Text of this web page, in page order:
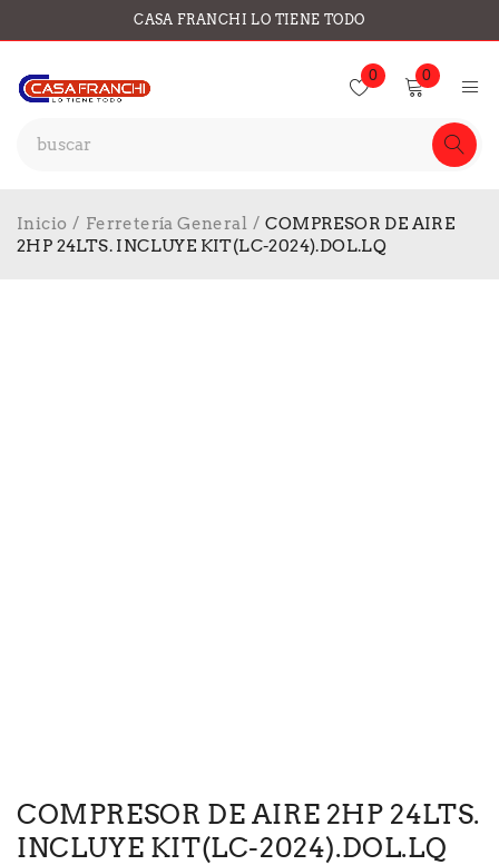
CASA FRANCHI LO TIENE TODO
0 0
Inicio / Ferretería General / COMPRESOR DE AIRE
2HP 24LTS. INCLUYE KIT(LC-2024).DOL.LQ
COMPRESOR DE AIRE 2HP 24LTS.
INCLUYE KIT(LC-2024).DOL.LQ